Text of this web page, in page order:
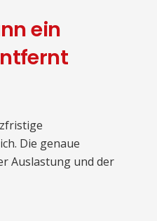
ein
Die genaue
Auslastung und der